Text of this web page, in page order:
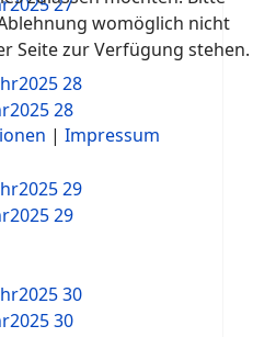
28
29
30
womöglich nicht
Seite zur Verfügung stehen.
| Impressum